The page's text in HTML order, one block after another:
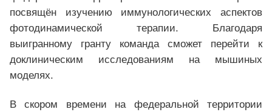
посвящён изучению иммунологических аспектов
фотодинамической терапии. Благодаря
выигранному гранту команда сможет перейти к
доклиническим исследованиям на мышиных
моделях.
В скором времени на федеральной территории